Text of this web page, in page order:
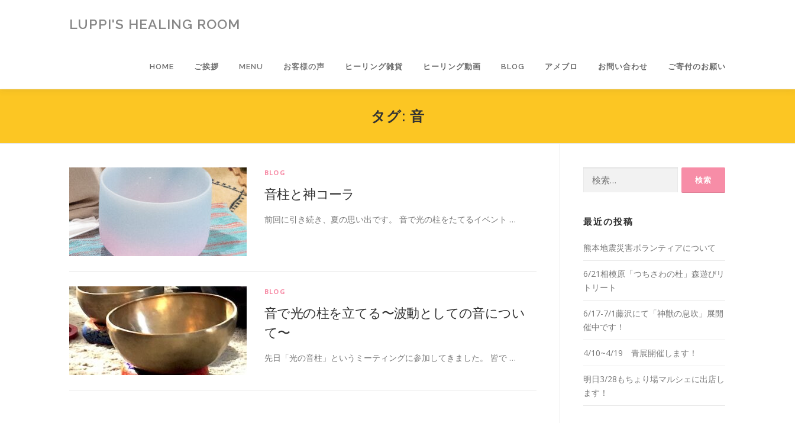
ス
LUPPI'S HEALING ROOM
HOME ご挨拶 MENU お客様の声 ヒーリング雑貨 ヒーリング動画 BLOG アメブロ お問い合わせ ご寄付のお願い
タグ: 音
BLOG
音柱と神コーラ
前回に引き続き、夏の思い出です。 音で光の柱をたてるイベント …
BLOG
音で光の柱を立てる〜波動としての音につい
て〜
先日「光の音柱」というミーティングに参加してきました。 皆で …
最近の投稿
熊本地震災害ボランティアについて
6/21相模原「つちさわの杜」森遊びリ
トリート
6/17-7/1藤沢にて「神獣の息吹」展開
催中です！
4/10~4/19 青展開催します！
明日3/28もちょり場マルシェに出店し
ます！